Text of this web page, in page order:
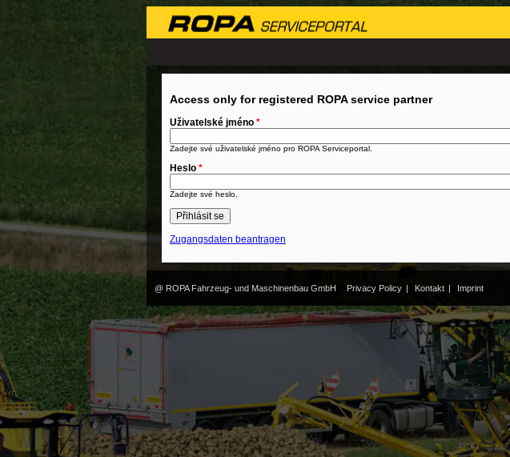
Access only for registered ROPA service partner
Uživatelské jméno *
Zadejte své uživatelské jméno pro ROPA Serviceportal.
Heslo *
Zadejte své heslo.
Zugangsdaten beantragen
@ ROPA Fahrzeug- und Maschinenbau GmbH Privacy Policy | Kontakt | Imprint